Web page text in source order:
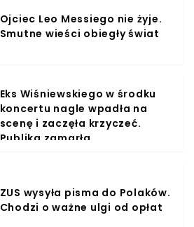
Ojciec Leo Messiego nie żyje.
Smutne wieści obiegły świat
Eks Wiśniewskiego w środku
koncertu nagle wpadła na
scenę i zaczęła krzyczeć.
Publika zamarła
ZUS wysyła pisma do Polaków.
Chodzi o ważne ulgi od opłat